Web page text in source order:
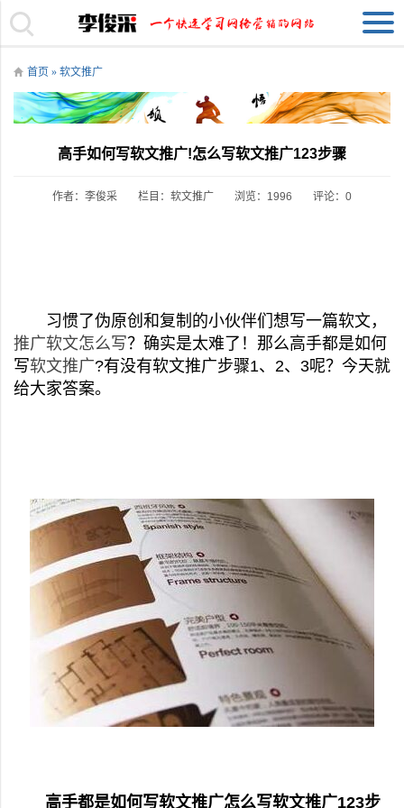
首页 » 软文推广
高手如何写软文推广!怎么写软文推广123步骤
作者：李俊采 栏目： 软文推广 浏览：1996 评论：0
习惯了伪原创和复制的小伙伴们想写一篇软文，
推广软文怎么写？确实是太难了！那么高手都是如何
写软文推广?有没有软文推广步骤1、2、3呢？今天就
给大家答案。
高手都是如何写软文推广怎么写软文推广123步